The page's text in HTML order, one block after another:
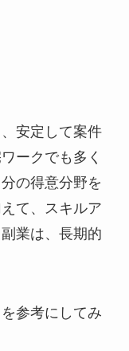
安定して案件
ークでも多く
の得意分野を
て、スキルア
業は、長期的
参考にしてみ